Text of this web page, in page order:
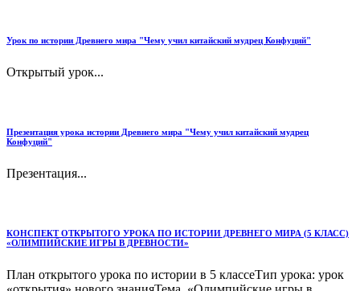
Урок по истории Древнего мира "Чему учил китайский мудрец Конфуций"
Открытый урок...
Презентация урока истории Древнего мира "Чему учил китайский мудрец
Конфуций"
Презентация...
КОНСПЕКТ ОТКРЫТОГО УРОКА ПО ИСТОРИИ ДРЕВНЕГО МИРА (5 КЛАСС)
«ОЛИМПИЙСКИЕ ИГРЫ В ДРЕВНОСТИ»
План открытого урока по истории в 5 классеТип урока: урок